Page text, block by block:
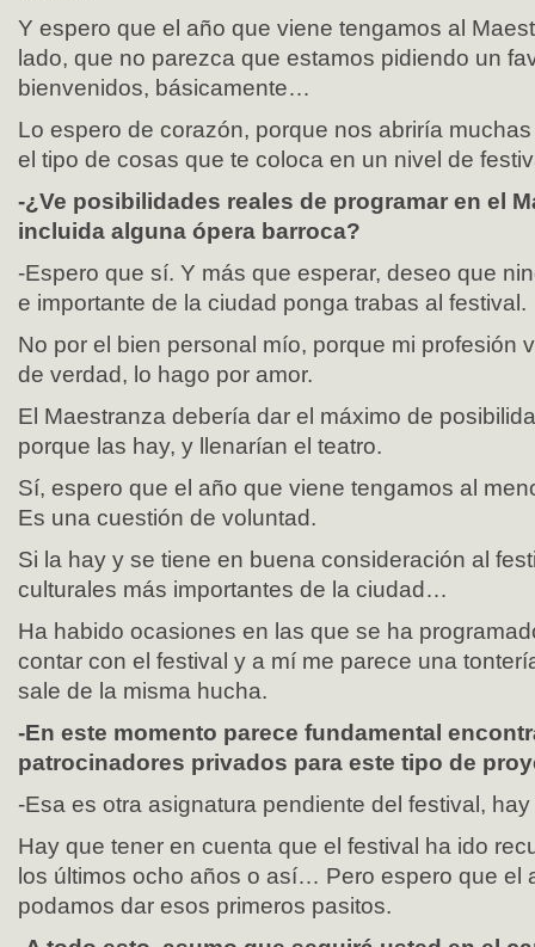
Y espero que el año que viene tengamos al
lado, que no parezca que estamos pidiendo un
bienvenidos, básicamente…
Lo espero de corazón, porque nos abriría
el tipo de cosas que te coloca en un nivel de
-¿Ve posibilidades reales de programar en el
incluida alguna ópera barroca?
-Espero que sí. Y más que esperar, deseo que
e importante de la ciudad ponga trabas al festival.
No por el bien personal mío, porque mi profesión
de verdad, lo hago por amor.
El Maestranza debería dar el máximo de
porque las hay, y llenarían el teatro.
Sí, espero que el año que viene tengamos al
Es una cuestión de voluntad.
Si la hay y se tiene en buena consideración al
culturales más importantes de la ciudad…
Ha habido ocasiones en las que se ha
contar con el festival y a mí me parece una
sale de la misma hucha.
-En este momento parece fundamental
patrocinadores privados para este tipo de
-Esa es otra asignatura pendiente del festival,
Hay que tener en cuenta que el festival ha ido
los últimos ocho años o así… Pero espero que el
podamos dar esos primeros pasitos.